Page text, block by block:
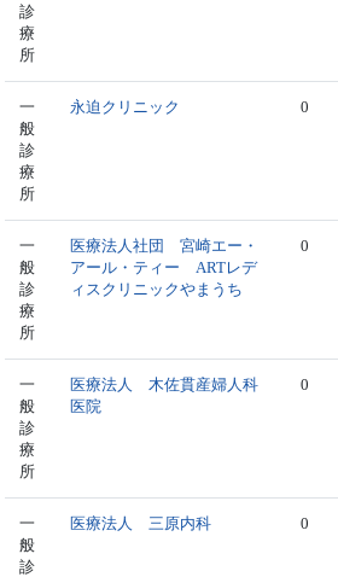
診
療
所
一
般
診
療
所
永迫クリニック 0
一
般
診
療
所
医療法人社団 宮崎エー・
アール・ティー ARTレデ
ィスクリニックやまうち
0
一
般
診
療
所
医療法人 木佐貫産婦人科
医院
0
一
般
診
医療法人 三原内科 0